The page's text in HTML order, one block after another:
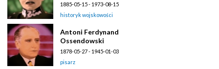
1885-05-15 - 1973-08-15
historyk wojskowości
Antoni Ferdynand
Ossendowski
1878-05-27 - 1945-01-03
pisarz